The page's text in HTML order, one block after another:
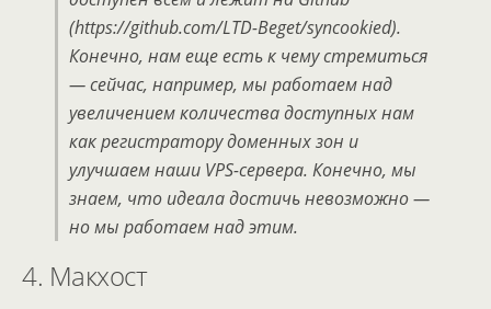
(https://github.com/LTD-Beget/syncookied).
Конечно, нам еще есть к чему стремиться
— сейчас, например, мы работаем над
увеличением количества доступных нам
как регистратору доменных зон и
улучшаем наши VPS-сервера. Конечно, мы
знаем, что идеала достичь невозможно —
но мы работаем над этим.
4. Макхост